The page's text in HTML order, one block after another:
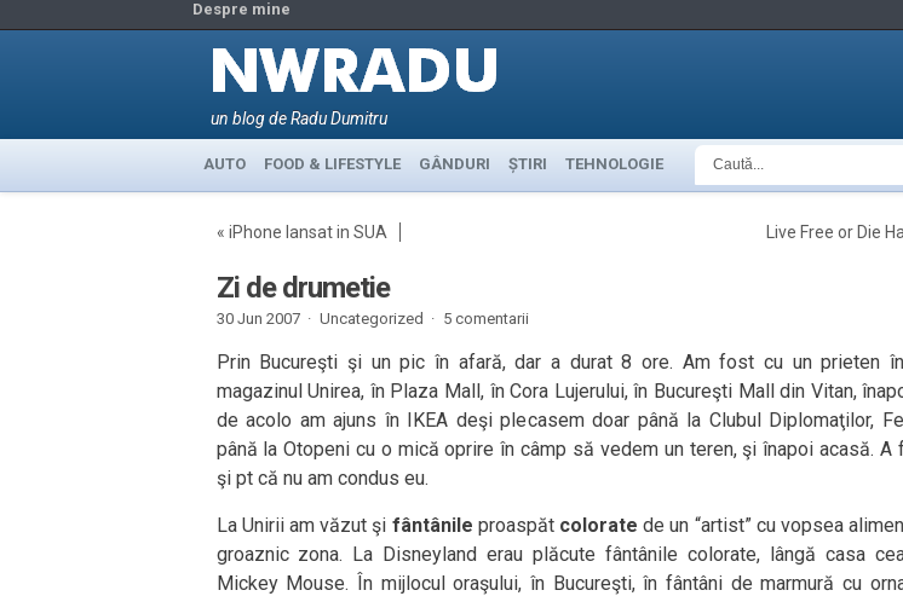
Despre mine
un blog de Radu Dumitru
AUTO FOOD & LIFESTYLE GÂNDURI ȘTIRI TEHNOLOGIE
« iPhone lansat in SUA Live Free or Die
Zi de drumetie
30 Jun 2007 · Uncategorized · 5 comentarii
Prin Bucureşti şi un pic în afară, dar a durat 8 ore. Am fost cu un prieten
magazinul Unirea, în Plaza Mall, în Cora Lujerului, în Bucureşti Mall din Vitan,
de acolo am ajuns în IKEA deşi plecasem doar până la Clubul Diplomaţilor,
până la Otopeni cu o mică oprire în câmp să vedem un teren, şi înapoi acasă. A
şi pt că nu am condus eu.
La Unirii am văzut şi fântânile proaspăt colorate de un “artist” cu vopsea
groaznic zona. La Disneyland erau plăcute fântânile colorate, lângă casa
Mickey Mouse. În mijlocul oraşului, în Bucureşti, în fântâni de marmură cu